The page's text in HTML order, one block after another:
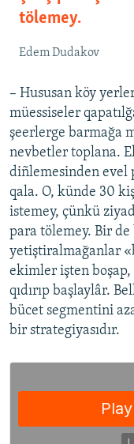
tölemey.
Edem Dudakov
– Hususan köy
müessiseler
şeerlerge barmağa
nevbetler toplana.
diñlemesinden evel
qala. O, künde 30
istemey, çünkü
para tölemey. Bir
yetiştiralmağanlar
ekimler işten
qıdırıp başlaylâr.
bücet segmentini
bir strategiyasıdır.